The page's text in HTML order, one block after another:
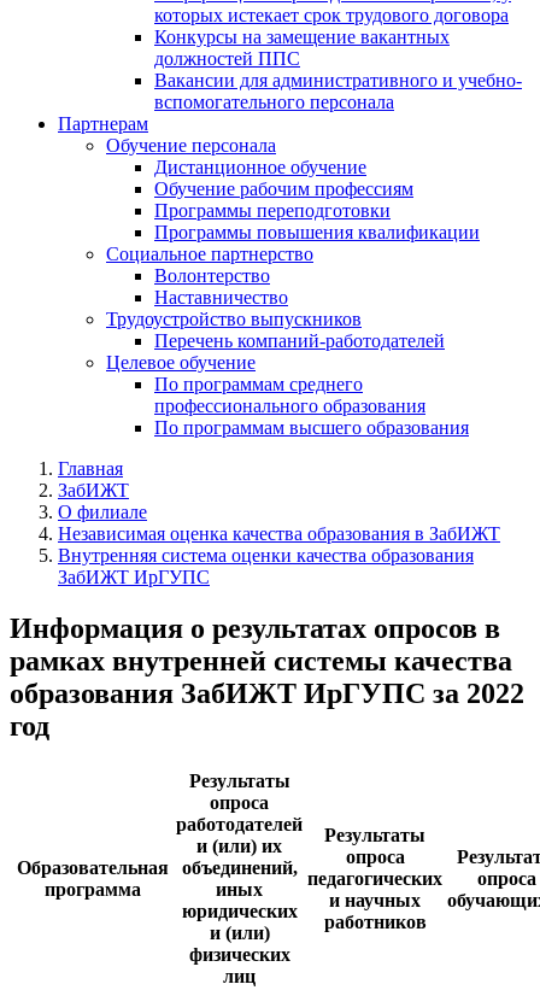
которых истекает срок трудового договора
Конкурсы на замещение вакантных
должностей ППС
Вакансии для административного и учебно-
вспомогательного персонала
Партнерам
Обучение персонала
Дистанционное обучение
Обучение рабочим профессиям
Программы переподготовки
Программы повышения квалификации
Социальное партнерство
Волонтерство
Наставничество
Трудоустройство выпускников
Перечень компаний-работодателей
Целевое обучение
По программам среднего
профессионального образования
По программам высшего образования
Главная
ЗабИЖТ
О филиале
Независимая оценка качества образования в ЗабИЖТ
Внутренняя система оценки качества образования
ЗабИЖТ ИрГУПС
Информация о результатах опросов в
рамках внутренней системы качества
образования ЗабИЖТ ИрГУПС за 2022
год
Образовательная
программа
Результаты
опроса
работодателей
и (или) их
объединений,
иных
юридических
и (или)
физических
лиц
Результаты
опроса
педагогических
и научных
работников
опроса